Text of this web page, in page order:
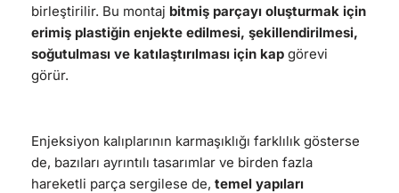
birleştirilir. Bu montaj bitmiş parçayı oluşturmak için
erimiş plastiğin enjekte edilmesi, şekillendirilmesi,
soğutulması ve katılaştırılması için kap görevi
görür.
Enjeksiyon kalıplarının karmaşıklığı farklılık gösterse
de, bazıları ayrıntılı tasarımlar ve birden fazla
hareketli parça sergilese de, temel yapıları